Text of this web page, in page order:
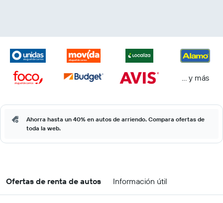
… y más
Ahorra hasta un 40% en autos de arriendo. Compara ofertas de
toda la web.
Ofertas de renta de autos Información útil